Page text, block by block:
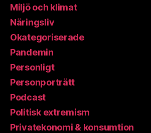
Miljö och klimat
Näringsliv
Okategoriserade
Pandemin
Personligt
Personporträtt
Podcast
Politisk extremism
Privatekonomi & konsumtion